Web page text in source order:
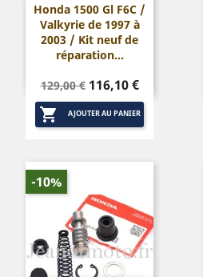
Honda 1500 Gl F6C /
Valkyrie de 1997 à
2003 / Kit neuf de
réparation...
Prix
de
base
129,00 € Prix
116,10 €
 AJOUTER AU PANIER
-10%